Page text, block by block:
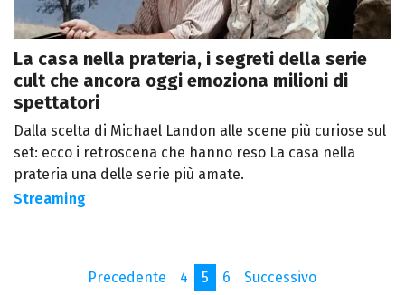
La casa nella prateria, i segreti della serie
cult che ancora oggi emoziona milioni di
spettatori
Dalla scelta di Michael Landon alle scene più curiose sul
set: ecco i retroscena che hanno reso La casa nella
prateria una delle serie più amate.
Streaming
Precedente 4 5 6 Successivo